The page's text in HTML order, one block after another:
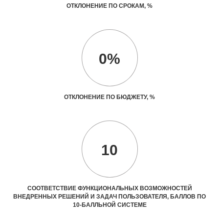
ОТКЛОНЕНИЕ ПО СРОКАМ, %
0%
ОТКЛОНЕНИЕ ПО БЮДЖЕТУ, %
10
СООТВЕТСТВИЕ ФУНКЦИОНАЛЬНЫХ ВОЗМОЖНОСТЕЙ
ВНЕДРЕННЫХ РЕШЕНИЙ И ЗАДАЧ ПОЛЬЗОВАТЕЛЯ, БАЛЛОВ ПО
10-БАЛЛЬНОЙ СИСТЕМЕ